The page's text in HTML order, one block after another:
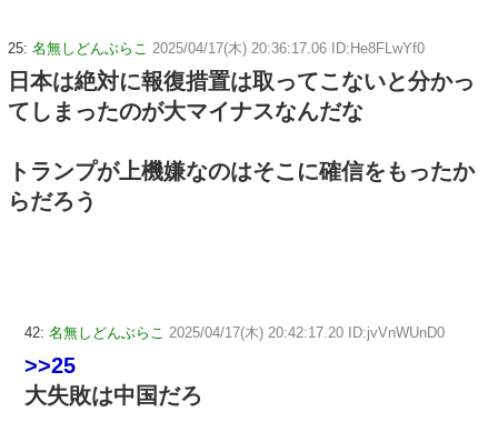
25: 名無しどんぶらこ 2025/04/17(木) 20:36:17.06 ID:He8FLwYf0
日本は絶対に報復措置は取ってこないと分かっ
てしまったのが大マイナスなんだな
トランプが上機嫌なのはそこに確信をもったか
らだろう
42: 名無しどんぶらこ 2025/04/17(木) 20:42:17.20 ID:jvVnWUnD0
>>25
大失敗は中国だろ